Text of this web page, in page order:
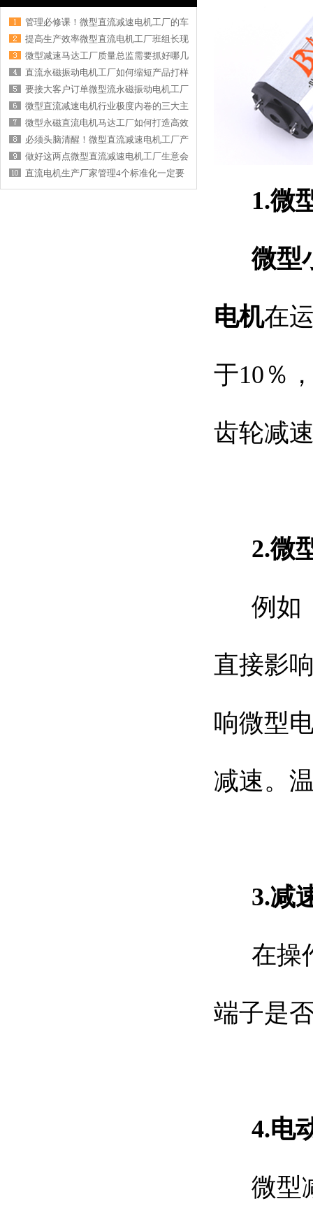
管理必修课！微型直流减速电机工厂的车
提高生产效率微型直流电机工厂班组长现
微型减速马达工厂质量总监需要抓好哪几
直流永磁振动电机工厂如何缩短产品打样
要接大客户订单微型流永磁振动电机工厂
微型直流减速电机行业极度内卷的三大主
微型永磁直流电机马达工厂如何打造高效
必须头脑清醒！微型直流减速电机工厂产
做好这两点微型直流减速电机工厂生意会
直流电机生产厂家管理4个标准化一定要
1.微型
微型
电机在
于10％
齿轮减
2.微
例如
直接影
响微型
减速。
3.减
在操
端子是
4.电
微型